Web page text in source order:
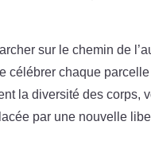
sur le chemin de
célébrer chaque
la diversité des corps,
par une nouvelle